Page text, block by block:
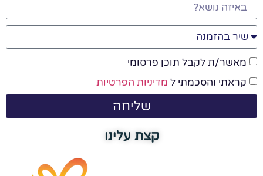
מאשר/ת לקבל תוכן פרסומי
קראתי והסכמתי ל מדיניות הפרטיות
שליחה
קצת עלינו